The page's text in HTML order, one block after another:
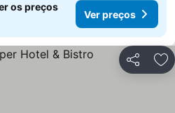
os preços
Ver preços
Partilhar